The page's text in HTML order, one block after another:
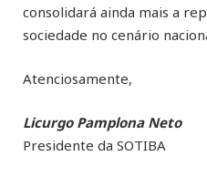
consolidará ainda mais a
sociedade no cenário
Atenciosamente,
Licurgo Pamplona Neto
Presidente da SOTIBA